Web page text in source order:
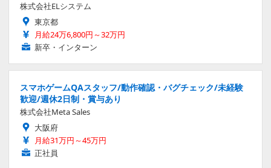
株式会社ELシステム
東京都
月給24万6,800円～32万円
新卒・インターン
スマホゲームQAスタッフ/動作確認・バグチェック/未経験
歓迎/週休2日制・賞与あり
株式会社Meta Sales
大阪府
月給31万円～45万円
正社員